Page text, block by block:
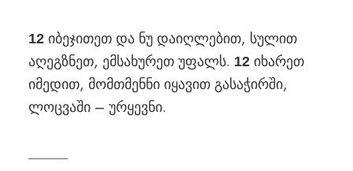
12 იბეჯითეთ და ნუ დაიღლებით, სულით
აღეგზნეთ, ემსახურეთ უფალს. 12 იხარეთ
იმედით, მომთმენნი იყავით გასაჭირში,
ლოცვაში – ურყევნი.